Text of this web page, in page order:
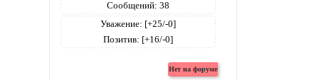
Сообщений: 38
Уважение: [+25/-0]
Позитив: [+16/-0]